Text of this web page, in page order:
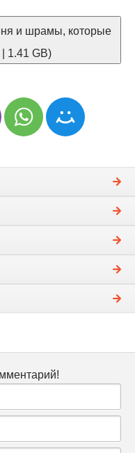
и шрамы, которые
1.41 GB)